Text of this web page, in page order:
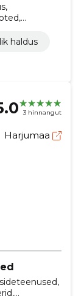
ja
haldus
3 hinnangut
Harjumaa